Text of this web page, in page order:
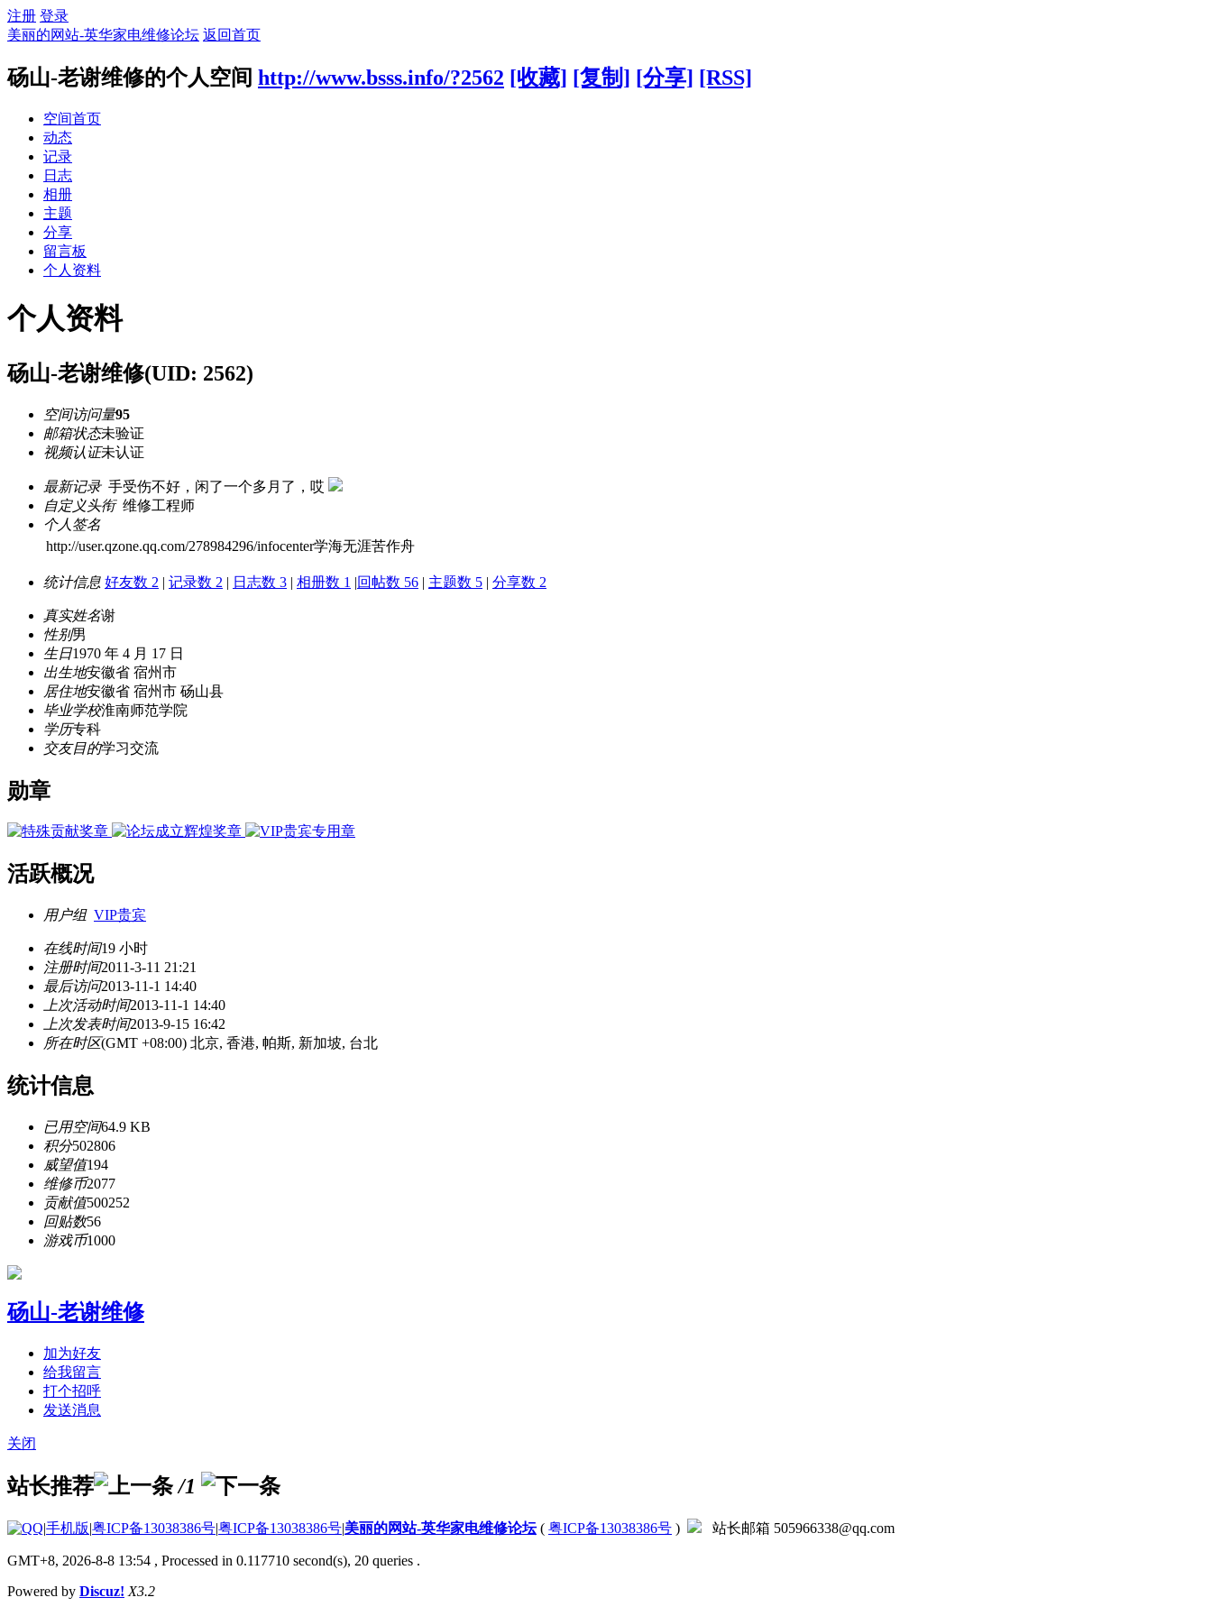
注册 登录
美丽的网站-英华家电维修论坛 返回首页
砀山-老谢维修的个人空间 http://www.bsss.info/?2562 [收藏] [复制] [分享] [RSS]
空间首页
动态
记录
日志
相册
主题
分享
留言板
个人资料
个人资料
砀山-老谢维修(UID: 2562)
空间访问量95
邮箱状态未验证
视频认证未认证
最新记录 手受伤不好，闲了一个多月了，哎
自定义头衔 维修工程师
个人签名
http://user.qzone.qq.com/278984296/infocenter学海无涯苦作舟
统计信息 好友数 2 | 记录数 2 | 日志数 3 | 相册数 1 |回帖数 56 | 主题数 5 | 分享数 2
真实姓名谢
性别男
生日1970 年 4 月 17 日
出生地安徽省 宿州市
居住地安徽省 宿州市 砀山县
毕业学校淮南师范学院
学历专科
交友目的学习交流
勋章
活跃概况
用户组 VIP贵宾
在线时间19 小时
注册时间2011-3-11 21:21
最后访问2013-11-1 14:40
上次活动时间2013-11-1 14:40
上次发表时间2013-9-15 16:42
所在时区(GMT +08:00) 北京, 香港, 帕斯, 新加坡, 台北
统计信息
已用空间64.9 KB
积分502806
威望值194
维修币2077
贡献值500252
回贴数56
游戏币1000
砀山-老谢维修
加为好友
给我留言
打个招呼
发送消息
关闭
站长推荐 /1
|手机版|粤ICP备13038386号|粤ICP备13038386号|美丽的网站-英华家电维修论坛( 粤ICP备13038386号 ) 站长邮箱 505966338@qq.com
GMT+8, 2026-8-8 13:54 , Processed in 0.117710 second(s), 20 queries .
Powered by Discuz! X3.2